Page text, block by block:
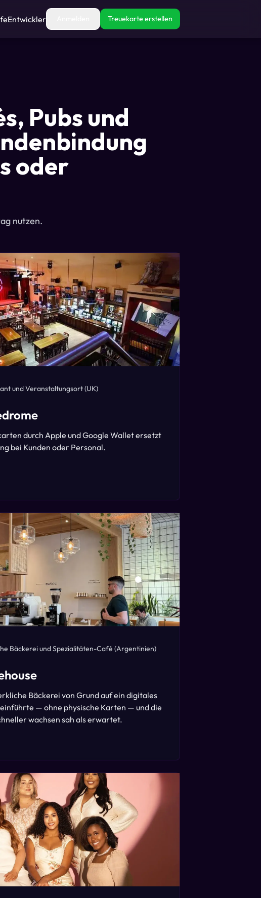
Entwickler Treuekarte erstellen
Pubs und
oder
nutzen.
und Veranstaltungsort(UK)
durch Apple und Google Wallet ersetzt
bei Kunden oder Personal.
Bäckerei und Spezialitäten-Café (Argentinien)
Bäckerei von Grund auf ein digitales
— ohne physische Karten — und die
wachsen sah als erwartet.